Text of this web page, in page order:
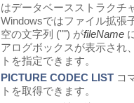
はデータベースストラクチ
Windowsではファイル拡張
空の文字列 ("") がfileName
アログボックスが表示され
トを指定できます。
PICTURE CODEC LIST コ
トを取得できます。